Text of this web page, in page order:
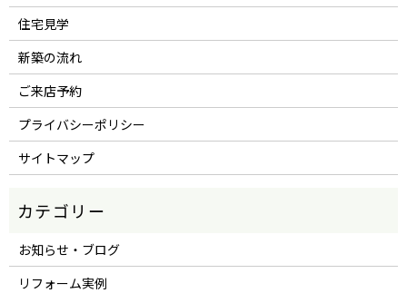
住宅見学
新築の流れ
ご来店予約
プライバシーポリシー
サイトマップ
お知らせ・ブログ
リフォーム実例